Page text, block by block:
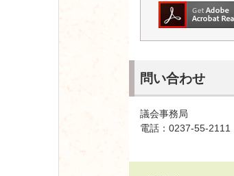
問い合わせ
議会事務局
電話：0237-55-